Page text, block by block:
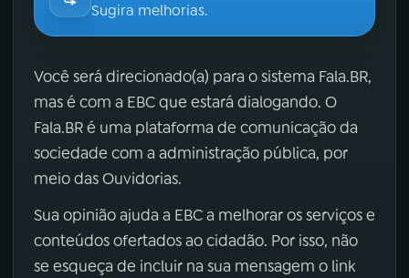
Sugira melhorias.
Você será direcionado(a) para o sistema Fala.BR,
mas é com a EBC que estará dialogando. O
Fala.BR é uma plataforma de comunicação da
sociedade com a administração pública, por
meio das Ouvidorias.
Sua opinião ajuda a EBC a melhorar os serviços e
conteúdos ofertados ao cidadão. Por isso, não
se esqueça de incluir na sua mensagem o link